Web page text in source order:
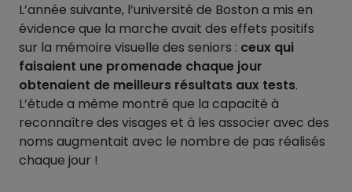
L’année suivante, l’université de Boston a mis en
évidence que la marche avait des effets positifs
sur la mémoire visuelle des seniors : ceux qui
faisaient une promenade chaque jour
obtenaient de meilleurs résultats aux tests.
L’étude a même montré que la capacité à
reconnaître des visages et à les associer avec des
noms augmentait avec le nombre de pas réalisés
chaque jour !